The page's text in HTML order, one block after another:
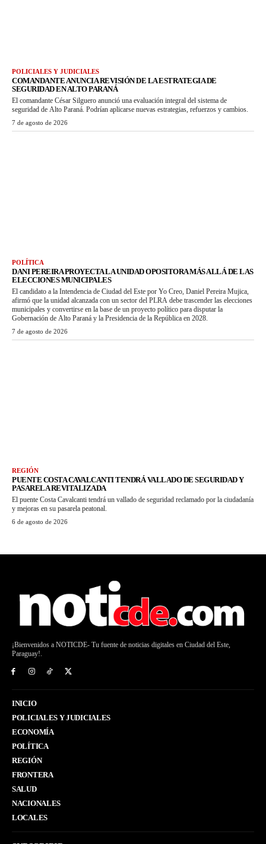
POLICIALES Y JUDICIALES
COMANDANTE ANUNCIA REVISIÓN DE LA ESTRATEGIA DE
SEGURIDAD EN ALTO PARANÁ
El comandante César Silguero anunció una evaluación integral del sistema de
seguridad de Alto Paraná. Podrían aplicarse nuevas estrategias, refuerzos y cambios.
7 de agosto de 2026
POLÍTICA
DANI PEREIRA PROYECTA LA UNIDAD OPOSITORA MÁS ALLÁ DE LAS
ELECCIONES MUNICIPALES
El candidato a la Intendencia de Ciudad del Este por Yo Creo, Daniel Pereira Mujica,
afirmó que la unidad alcanzada con un sector del PLRA debe trascender las elecciones
municipales y convertirse en la base de un proyecto político para disputar la
Gobernación de Alto Paraná y la Presidencia de la República en 2028.
7 de agosto de 2026
REGIÓN
PUENTE COSTA CAVALCANTI TENDRÁ VALLADO DE SEGURIDAD Y
PASARELA REVITALIZADA
El puente Costa Cavalcanti tendrá un vallado de seguridad reclamado por la ciudadanía
y mejoras en su pasarela peatonal.
6 de agosto de 2026
¡Bienvenidos a NOTICDE- Tu fuente de noticias digitales en Ciudad del Este,
Paraguay!.
INICIO
POLICIALES Y JUDICIALES
ECONOMÍA
POLÍTICA
REGIÓN
FRONTERA
SALUD
NACIONALES
LOCALES